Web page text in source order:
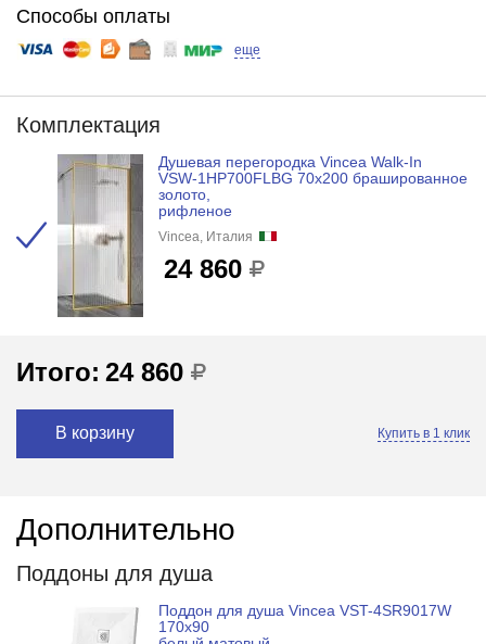
Способы оплаты
еще
Комплектация
Душевая перегородка Vincea Walk-In
VSW-1HP700FLBG 70x200 брашированное
золото,
рифленое
Vincea, Италия
24 860
Итого: 24 860
В корзину Купить в 1 клик
Дополнительно
Поддоны для душа
Поддон для душа Vincea VST-4SR9017W
170x90